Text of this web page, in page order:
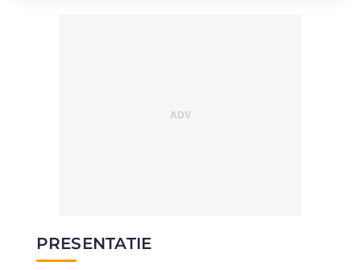
PRESENTATIE